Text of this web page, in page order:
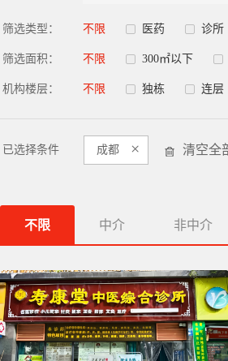
筛选类型： 不限 医药 诊所
筛选面积： 不限 300㎡以下
机构楼层： 不限 独栋 连层
已选择条件 成都 × 清空全
不限 中介 非中介